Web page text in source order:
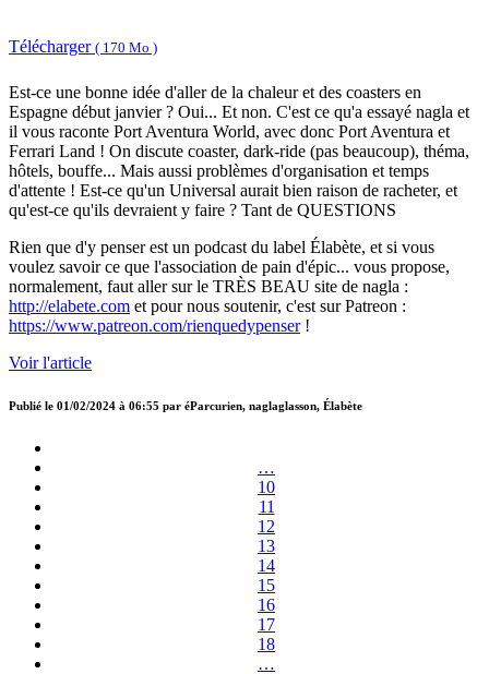
Télécharger ( 170 Mo )
Est-ce une bonne idée d'aller de la chaleur et des coasters en
Espagne début janvier ? Oui... Et non. C'est ce qu'a essayé nagla et
il vous raconte Port Aventura World, avec donc Port Aventura et
Ferrari Land ! On discute coaster, dark-ride (pas beaucoup), théma,
hôtels, bouffe... Mais aussi problèmes d'organisation et temps
d'attente ! Est-ce qu'un Universal aurait bien raison de racheter, et
qu'est-ce qu'ils devraient y faire ? Tant de QUESTIONS
Rien que d'y penser est un podcast du label Élabète, et si vous
voulez savoir ce que l'association de pain d'épic... vous propose,
normalement, faut aller sur le TRÈS BEAU site de nagla :
http://elabete.com et pour nous soutenir, c'est sur Patreon :
https://www.patreon.com/rienquedypenser!
Voir l'article
Publié le 01/02/2024 à 06:55 par éParcurien, naglaglasson, Élabète
…
10
11
12
13
14
15
16
17
18
…